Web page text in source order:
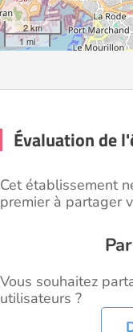
2 km
1 mi
Évaluation de
Cet établissement
premier à partager
Vous souhaitez
utilisateurs ?